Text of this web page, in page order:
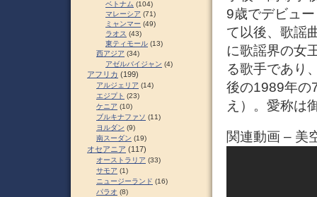
9歳でデビュ
て以後、歌謡
に歌謡界の女
る歌手であり
後の1989年の
え）。愛称は
関連動画 – 美
ベトナム (104)
マレーシア (71)
ミャンマー (49)
ラオス (43)
東ティモール (13)
西アジア (34)
アゼルバイジャン (4)
アフリカ (199)
アルジェリア (14)
エジプト (23)
ケニア (10)
ブルキナファソ (11)
ヨルダン (9)
南スーダン (19)
オセアニア (117)
オーストラリア (33)
サモア (1)
ニュージーランド (16)
パラオ (8)